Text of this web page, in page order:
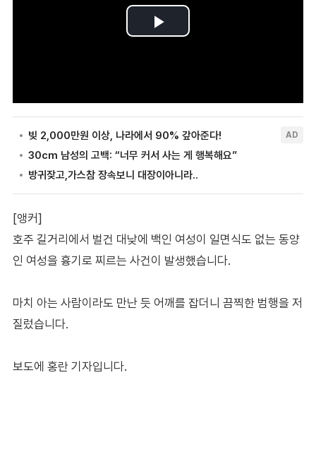
[앵커]
호주 길거리에서 벌건 대낮에 백인 여성이 일면식도 없는 동양
인 여성을 흉기로 찌르는 사건이 발생했습니다.
마치 아는 사람이라도 만난 듯 어깨를 잡더니 끔찍한 범행을 저
질렀습니다.
보도에 홍란 기자입니다.